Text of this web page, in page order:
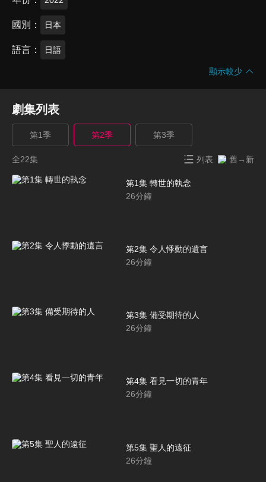
國別 日本
語言 日語
顯示較少
劇集列表
第1季 第2季 第3季
全22集 列表 舊→新
第1集 轉世的執念
26分鐘
第2集 令人悸動的遺言
26分鐘
第3集 備受期待的人
26分鐘
第4集 看見一切的青年
26分鐘
第5集 聖人的遠征
26分鐘